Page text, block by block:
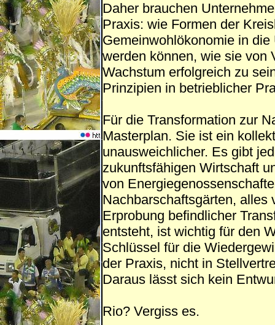
Daher brauchen
Praxis: wie Formen der
Gemeinwohlökonomie in
werden können, wie sie von
Wachstum erfolgreich zu
Prinzipien in betrieblicher
Für die Transformation zur
Masterplan. Sie ist ein
unausweichlicher. Es gibt
zukunftsfähigen Wirtschaft
von
Nachbarschaftsgärten, alles
Erprobung befindlicher
entsteht, ist wichtig für den
Schlüssel für die
der Praxis, nicht in
Daraus lässt sich kein
Rio? Vergiss es.